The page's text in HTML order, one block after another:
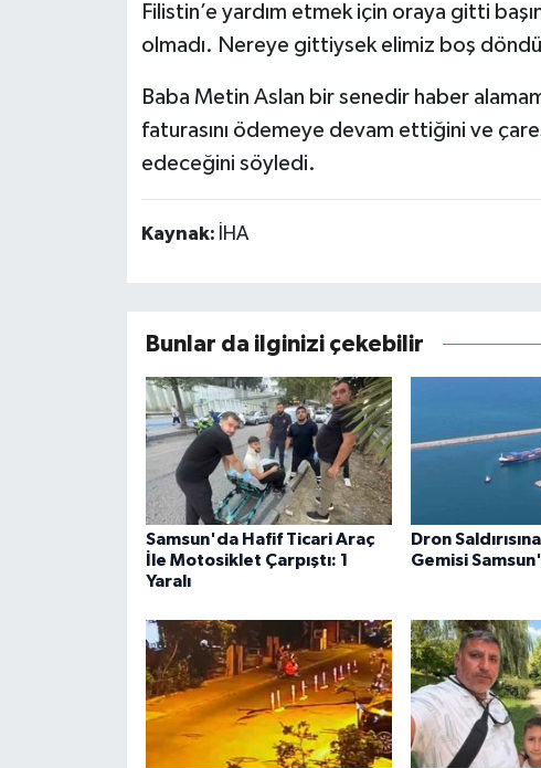
Filistin’e yardım etmek için oraya gitti
olmadı. Nereye gittiysek elimiz boş
Baba Metin Aslan bir senedir haber
faturasını ödemeye devam ettiğini ve
edeceğini söyledi.
Kaynak: İHA
Bunlar da ilginizi çekebilir
Samsun'da Hafif Ticari Araç
İle Motosiklet Çarpıştı: 1
Yaralı
Dron
Gemisi